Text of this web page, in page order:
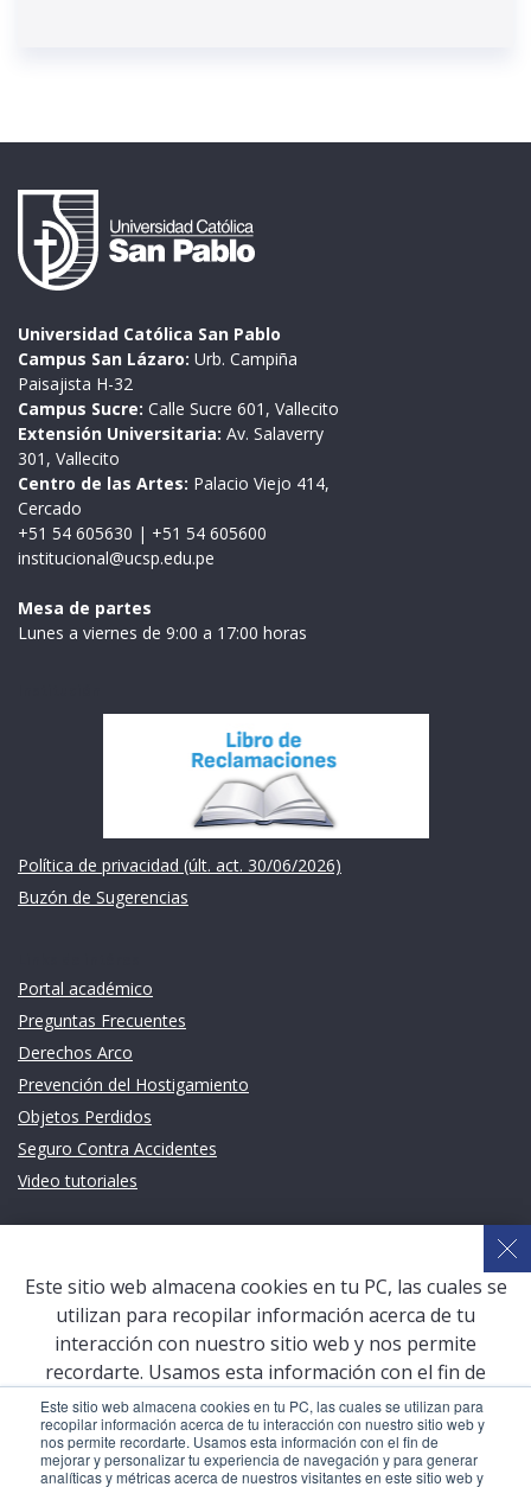
Este sitio web almacena cookies en tu PC, las cuales se utilizan para
recopilar información acerca de tu interacción con nuestro sitio web y
nos permite recordarte. Usamos esta información con el fin de
mejorar y personalizar tu experiencia de navegación y para generar
analíticas y métricas acerca de nuestros visitantes en este sitio web y
Universidad Católica San Pablo
Campus San Lázaro: Urb. Campiña
Paisajista H-32
Campus Sucre: Calle Sucre 601, Vallecito
Extensión Universitaria: Av. Salaverry
301, Vallecito
Centro de las Artes: Palacio Viejo 414,
Cercado
+51 54 605630 | +51 54 605600
institucional@ucsp.edu.pe
Mesa de partes
Lunes a viernes de 9:00 a 17:00 horas
Política de privacidad (últ. act. 30/06/2026)
Buzón de Sugerencias
Portal académico
Preguntas Frecuentes
Derechos Arco
Prevención del Hostigamiento
Objetos Perdidos
Seguro Contra Accidentes
Video tutoriales
Sistema de Gestión Académica (SGA)
Defensoría Universitaria
Terceros vinculados
San Pablo Mail
Aula Virtual Pregrado
Aula Virtual Postgrado
Este sitio web almacena cookies en tu PC, las cuales se
utilizan para recopilar información acerca de tu
interacción con nuestro sitio web y nos permite
recordarte. Usamos esta información con el fin de
mejorar y personalizar tu experiencia de navegación y
para generar analíticas y métricas acerca de nuestros
visitantes en este sitio web y otros medios de